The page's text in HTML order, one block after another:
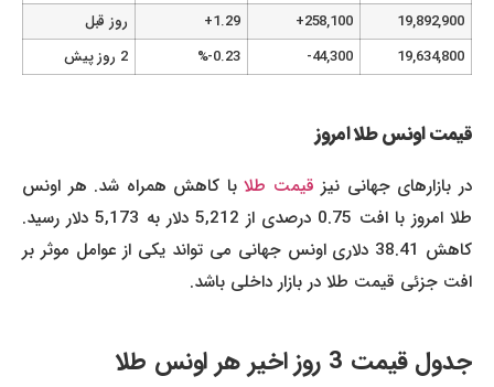
19,892,900
258,100+
1.29+
روز قبل
19,634,800
44,300-
0.23-%
قیمت اونس طلا امروز
در بازارهای جهانی نیزقیمت طلا با کاهش همراه شد. هر اونس
طلا امروز با افت 0.75 درصدی از 5,212 دلار به 5,173 دلار رسید.
کاهش 38.41 دلاری اونس جهانی می تواند یکی از عوامل موثر بر
افت جزئی قیمت طلا در بازار داخلی باشد.
جدول قیمت 3 روز اخیر هر اونس طلا